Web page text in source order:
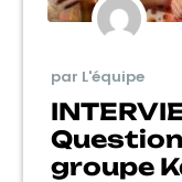
par L'équipe
groupe